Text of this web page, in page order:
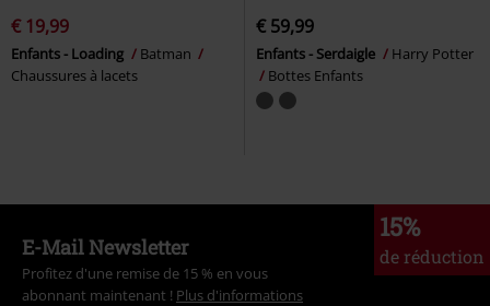
€ 19,99
Enfants - Loading
Batman
Chaussures à lacets
€ 59,99
Enfants - Serdaigle
Harry Potter
Bottes Enfants
15%
de réduction
E-Mail Newsletter
Profitez d'une remise de 15 % en vous
abonnant maintenant ! Plus d'informations